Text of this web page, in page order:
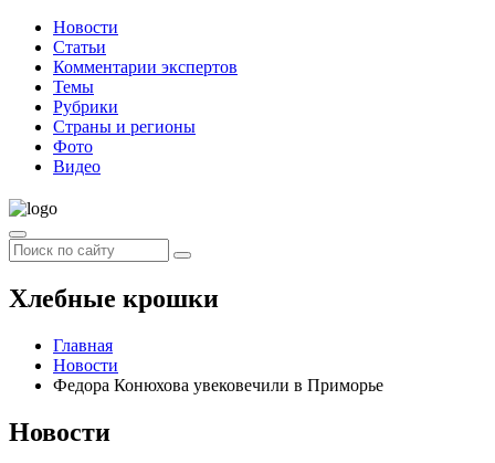
Новости
Статьи
Комментарии экспертов
Темы
Рубрики
Страны и регионы
Фото
Видео
Хлебные крошки
Главная
Новости
Федора Конюхова увековечили в Приморье
Новости